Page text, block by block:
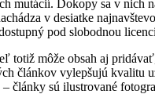
Dokopy sa v nich
v desiatke
pod slobodnou
môže obsah aj
článkov vylepšujú kvalitu
sú ilustrované